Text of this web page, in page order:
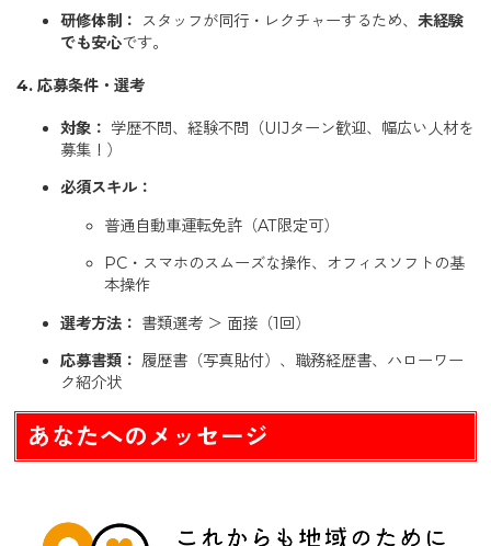
研修体制： スタッフが同行・レクチャーするため、 未経験
でも安心です。
4. 応募条件・選考
対象： 学歴不問、経験不問（UIJターン歓迎、幅広い人材を
募集！）
必須スキル：
普通自動車運転免許（AT限定可）
PC・スマホのスムーズな操作、オフィスソフトの基
本操作
選考方法： 書類選考 ＞ 面接（1回）
応募書類： 履歴書（写真貼付）、職務経歴書、ハローワー
ク紹介状
あなたへのメッセージ